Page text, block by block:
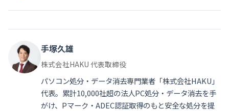
手塚久雄
株式会社HAKU 代表取締役
パソコン処分・データ消去専門業者「株式会社HAKU」
代表。累計10,000社超の法人PC処分・データ消去を手
がけ、Pマーク・ADEC認証取得のもと安全な処分を提